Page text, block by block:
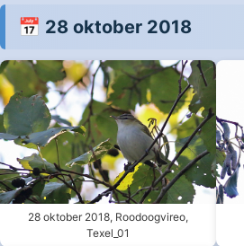
📅 28 oktober 2018
28 oktober 2018, Roodoogvireo,
Texel_01